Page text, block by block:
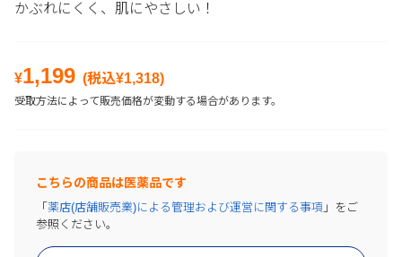
かぶれにくく、肌にやさしい！
¥1,199 (税込¥1,318)
受取方法によって販売価格が変動する場合があります。
こちらの商品は医薬品です
「 薬店(店舗販売業)による管理および運営に関する事項 」をご
参照ください。